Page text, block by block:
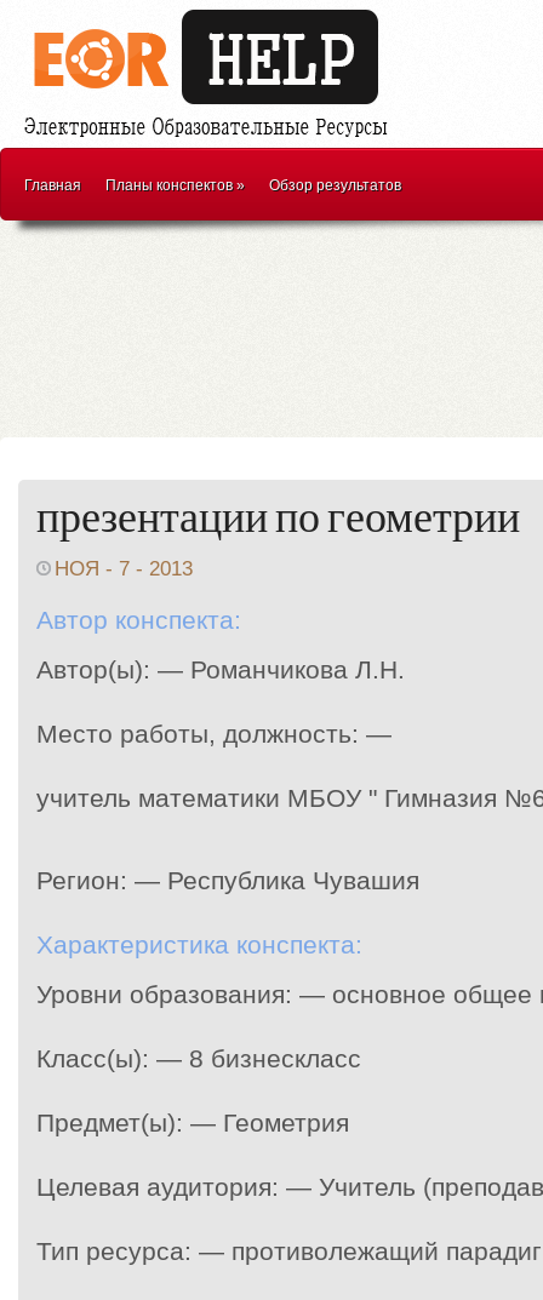
Главная Планы конспектов» Обзор результатов
презентации по геометрии
НОЯ - 7 - 2013
Автор конспекта:
Автор(ы): — Романчикова Л.Н.
Место работы, должность: —
учитель математики МБОУ " Гимназия
Регион: — Республика Чувашия
Характеристика конспекта:
Уровни образования: — основное общее
Класс(ы): — 8 бизнескласс
Предмет(ы): — Геометрия
Целевая аудитория: — Учитель
Тип ресурса: — противолежащий